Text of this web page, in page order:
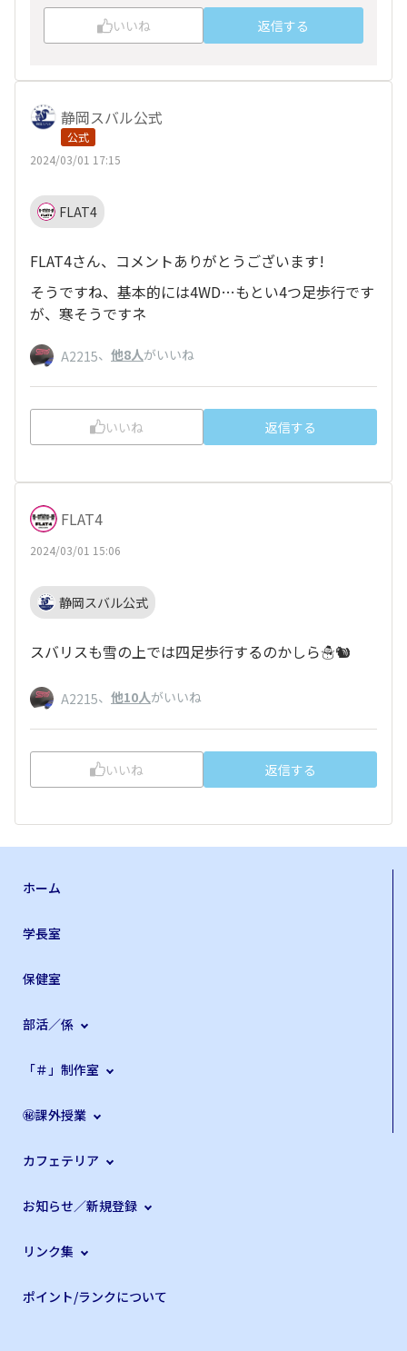
いいね 返信する
静岡スバル公式
公式
2024/03/01 17:15
FLAT4
FLAT4さん、コメントありがとうございます!
そうですね、基本的には4WD…もとい4つ足歩行です
が、寒そうですネ
A2215、 他8人がいいね
いいね 返信する
FLAT4
2024/03/01 15:06
静岡スバル公式
スバリスも雪の上では四足歩行するのかしら☃️🐿️
A2215、 他10人がいいね
いいね 返信する
ホーム
学長室
保健室
部活／係
「＃」制作室
㊙課外授業
カフェテリア
お知らせ／新規登録
リンク集
ポイント/ランクについて